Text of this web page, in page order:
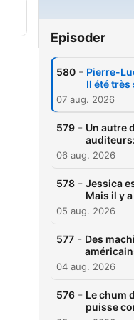
Episoder
580 - Pierre-
Il été
07 aug. 2026
579 - Un autre
06 aug. 2026
578 - Jessica
Mais il y
05 aug. 2026
577 - Des
04 aug. 2026
576 - Le chum
puisse